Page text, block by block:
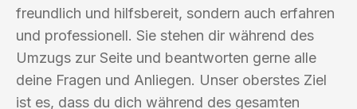
freundlich und hilfsbereit, sondern auch erfahren
und professionell. Sie stehen dir während des
Umzugs zur Seite und beantworten gerne alle
deine Fragen und Anliegen. Unser oberstes Ziel
ist es, dass du dich während des gesamten